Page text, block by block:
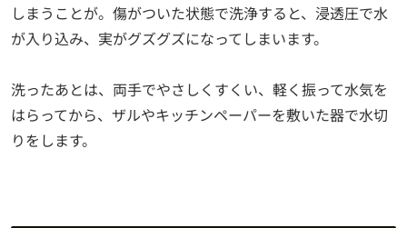
しまうことが。傷がついた状態で洗浄すると、浸透圧で水
が入り込み、実がグズグズになってしまいます。
洗ったあとは、両手でやさしくすくい、軽く振って水気を
はらってから、ザルやキッチンペーパーを敷いた器で水切
りをします。